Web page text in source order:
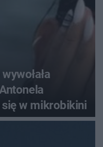
się w mikrobikini